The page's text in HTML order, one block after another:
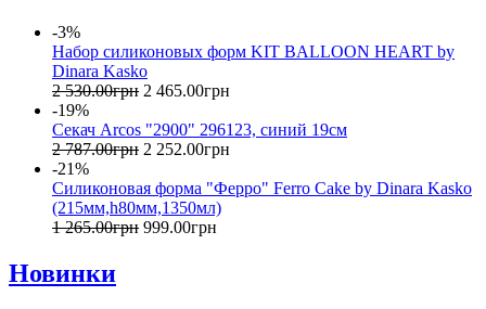
-3%
Набор силиконовых форм KIT BALLOON HEART by
Dinara Kasko
2 530.00грн 2 465.00грн
-19%
Секач Arcos "2900" 296123, синий 19см
2 787.00грн 2 252.00грн
-21%
Силиконовая форма "Ферро" Ferro Cake by Dinara Kasko
(215мм,h80мм,1350мл)
1 265.00грн 999.00грн
Новинки